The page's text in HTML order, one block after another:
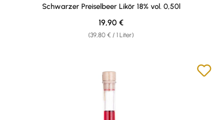
Schwarzer Preiselbeer Likör 18% vol. 0,50l
(39,80 € / 1 Liter)
Regulärer Preis:
19,90 €